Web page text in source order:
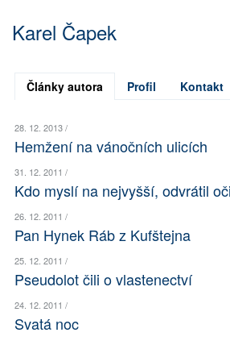
Karel Čapek
Články autora Profil Kontakt
28. 12. 2013 /
Hemžení na vánočních ulicích
31. 12. 2011 /
Kdo myslí na nejvyšší, odvrátil
26. 12. 2011 /
Pan Hynek Ráb z Kufštejna
25. 12. 2011 /
Pseudolot čili o vlastenectví
24. 12. 2011 /
Svatá noc